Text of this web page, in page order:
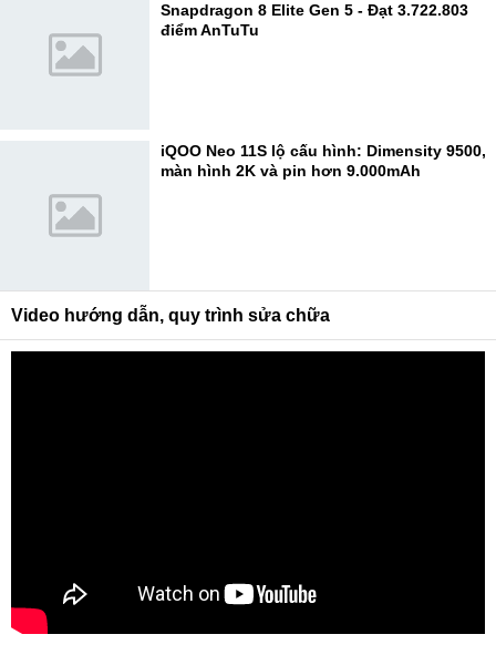
Snapdragon 8 Elite Gen 5 - Đạt 3.722.803
điểm AnTuTu
iQOO Neo 11S lộ cấu hình: Dimensity 9500,
màn hình 2K và pin hơn 9.000mAh
Video hướng dẫn, quy trình sửa chữa